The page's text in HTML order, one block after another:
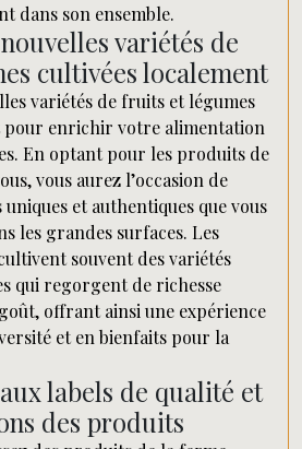
dans son ensemble.
variétés de
cultivées localement
variétés de fruits et légumes
pour enrichir votre alimentation
En optant pour les produits de
vous aurez l’occasion de
et authentiques que vous
les grandes surfaces. Les
souvent des variétés
qui regorgent de richesse
offrant ainsi une expérience
et en bienfaits pour la
labels de qualité et
des produits